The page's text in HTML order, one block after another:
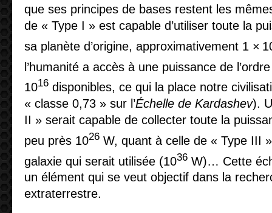
que ses principes de bases restent les
de « Type I » est capable d’utiliser toute la
sa planète d’origine, approximativement 1 ×
l’humanité a accès à une puissance de
1016 disponibles, ce qui la place notre
« classe 0,73 » sur l’Échelle de Kardashev).
II » serait capable de collecter toute la
peu près 1026 W, quant à celle de « Type III
galaxie qui serait utilisée (1036 W)… Cette
un élément qui se veut objectif dans la
extraterrestre.